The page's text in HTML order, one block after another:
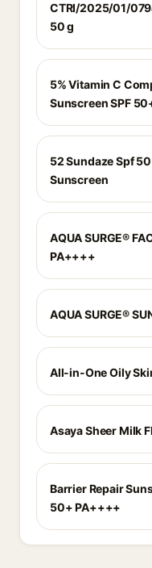
CTRI/2025/01/
50 g
5% Vitamin C
Sunscreen SPF
52 Sundaze Spf
Sunscreen
AQUA SURGE®
PA++++
AQUA SURGE®
All-in-One Oily
Asaya Sheer Milk
Barrier Repair
50+ PA++++